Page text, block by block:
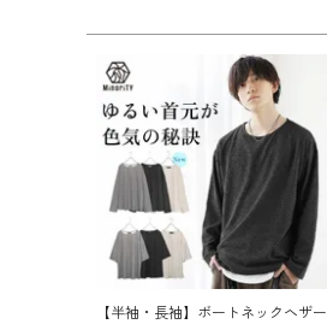
【半袖・長袖】ボートネックヘザー